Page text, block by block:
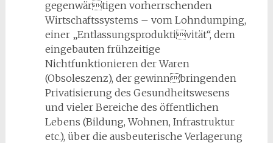
gegenwärtigen vorherrschenden
Wirtschaftssystems – vom Lohndumping,
einer „Entlassungsproduktivität“, dem
eingebauten frühzeitige
Nichtfunktionieren der Waren
(Obsoleszenz), der gewinnbringenden
Privatisierung des Gesundheitswesens
und vieler Bereiche des öffentlichen
Lebens (Bildung, Wohnen, Infrastruktur
etc.), über die ausbeuterische Verlagerung